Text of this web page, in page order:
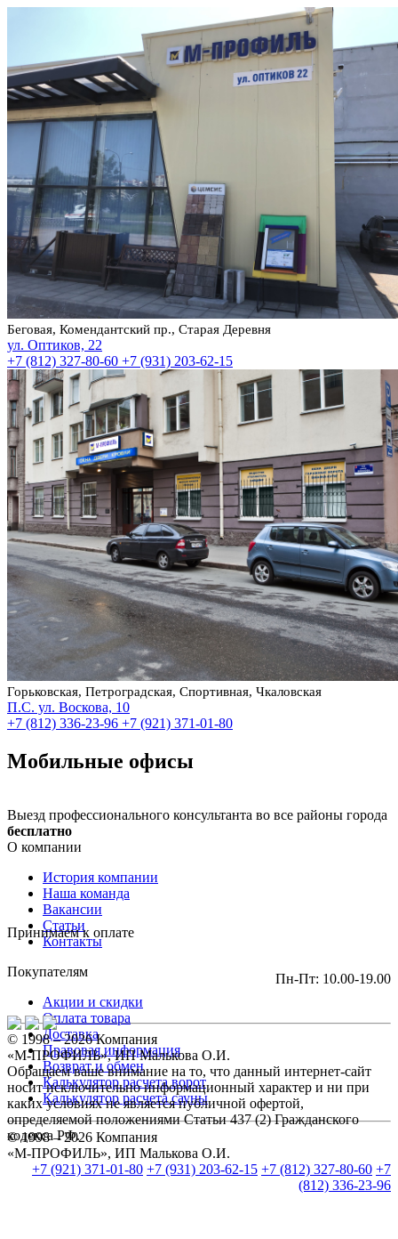
Беговая, Комендантский пр., Старая Деревня
ул. Оптиков, 22
+7 (812) 327-80-60 +7 (931) 203-62-15
Горьковская, Петроградская, Спортивная, Чкаловская
П.С. ул. Воскова, 10
+7 (812) 336-23-96 +7 (921) 371-01-80
Мобильные офисы
Выезд профессионального консультанта во все районы города
бесплатно
О компании
История компании
Наша команда
Вакансии
Статьи
Контакты
Покупателям
Акции и скидки
Оплата товара
Доставка
Правовая информация
Возврат и обмен
Калькулятор расчета ворот
Калькулятор расчета сауны
© 1998 – 2026 Компания
«М-ПРОФИЛЬ», ИП Малькова О.И.
+7 (921) 371-01-80 +7 (931) 203-62-15 +7 (812) 327-80-60 +7
(812) 336-23-96
Принимаем к оплате
Пн-Пт: 10.00-19.00
© 1998 – 2026 Компания
«М-ПРОФИЛЬ», ИП Малькова О.И.
Обращаем ваше внимание на то, что данный интернет-сайт
носит исключительно информационный характер и ни при
каких условиях не является публичной офертой,
определяемой положениями Статьи 437 (2) Гражданского
кодекса РФ.